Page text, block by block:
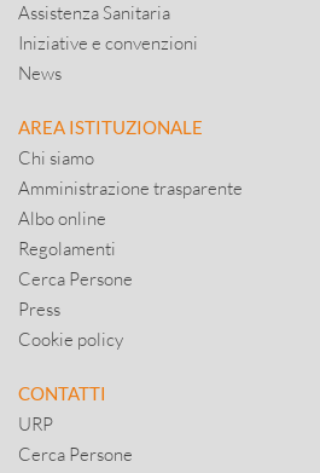
Assistenza Sanitaria
Iniziative e convenzioni
News
AREA ISTITUZIONALE
Chi siamo
Amministrazione trasparente
Albo online
Regolamenti
Cerca Persone
Press
Cookie policy
CONTATTI
URP
Cerca Persone